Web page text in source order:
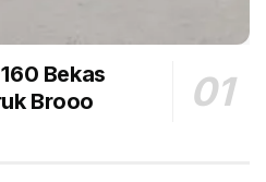
karakter desain yang
ini memiliki
varian yang telah ada
Bekas
Brooo